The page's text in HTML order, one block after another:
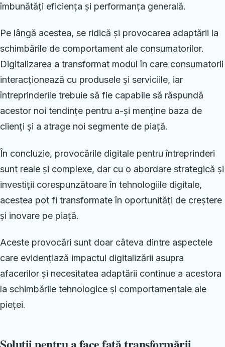
îmbunătăți eficiența și performanța generală.
Pe lângă acestea, se ridică și provocarea adaptării la
schimbările de comportament ale consumatorilor.
Digitalizarea a transformat modul în care consumatorii
interacționează cu produsele și serviciile, iar
întreprinderile trebuie să fie capabile să răspundă
acestor noi tendințe pentru a-și menține baza de
clienți și a atrage noi segmente de piață.
În concluzie, provocările digitale pentru întreprinderi
sunt reale și complexe, dar cu o abordare strategică și
investiții corespunzătoare în tehnologiile digitale,
acestea pot fi transformate în oportunități de creștere
și inovare pe piață.
Aceste provocări sunt doar câteva dintre aspectele
care evidențiază impactul digitalizării asupra
afacerilor și necesitatea adaptării continue a acestora
la schimbările tehnologice și comportamentale ale
pieței.